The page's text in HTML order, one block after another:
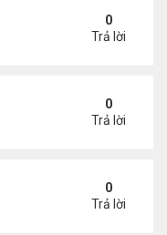
Đức Giáo Hoàng...
0
Trả lời
khai man $127 triệu...
0
Trả lời
biến thịt không đảm
0
Trả lời